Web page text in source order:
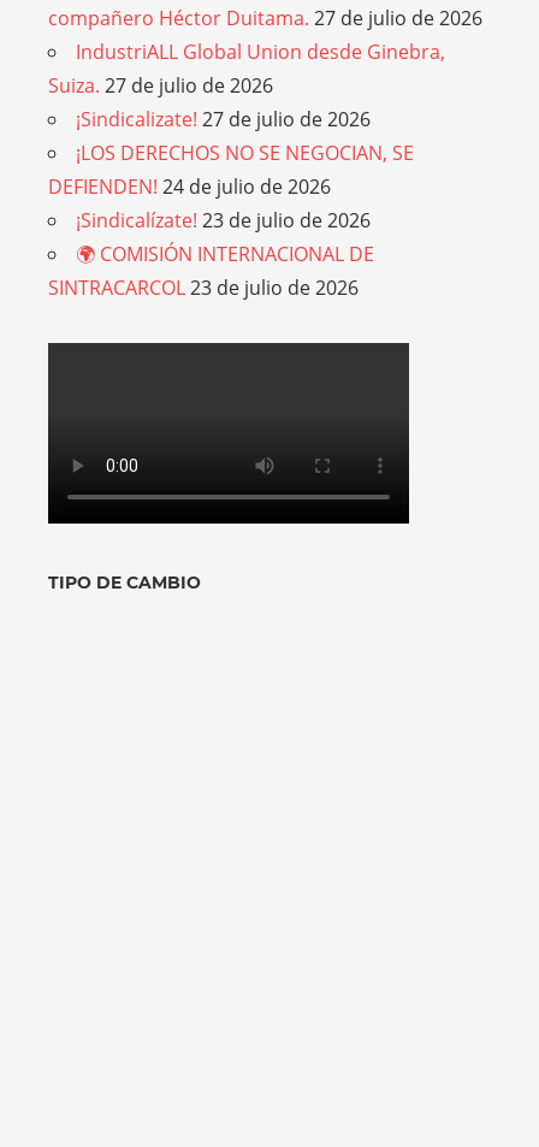
compañero Héctor Duitama. 27 de julio de 2026
IndustriALL Global Union desde Ginebra,
Suiza. 27 de julio de 2026
¡Sindicalizate! 27 de julio de 2026
¡LOS DERECHOS NO SE NEGOCIAN, SE
DEFIENDEN! 24 de julio de 2026
¡Sindicalízate! 23 de julio de 2026
🌍 COMISIÓN INTERNACIONAL DE
SINTRACARCOL23 de julio de 2026
TIPO DE CAMBIO